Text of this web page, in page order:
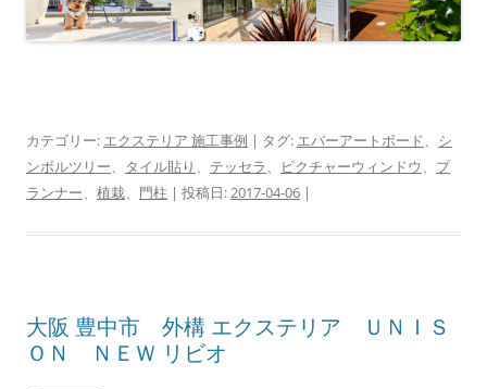
カテゴリー: エクステリア 施工事例 | タグ: エバーアートボード、 シ
ンボルツリー、 タイル貼り 、 テッセラ、 ピクチャーウィンドウ、 プ
ランナー、 植栽、 門柱 | 投稿日:2017-04-06 |
大阪 豊中市 外構 エクステリア ＵＮＩＳ
ＯＮ ＮＥＷ リビオ